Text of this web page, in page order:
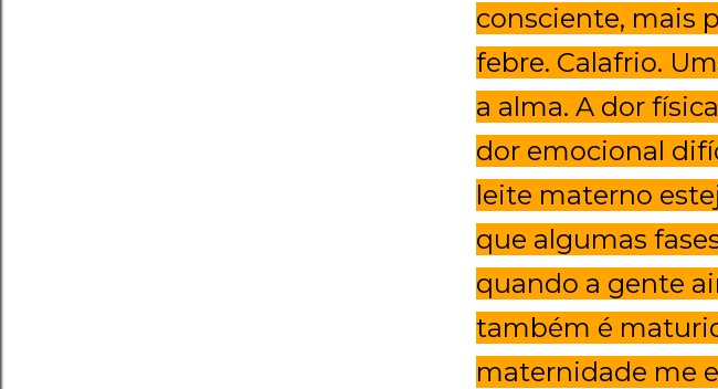
consciente, mais
febre. Calafrio.
a alma. A dor
dor emocional
leite materno
que algumas
quando a gente
também é
maternidade me